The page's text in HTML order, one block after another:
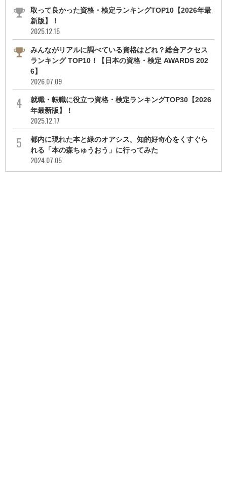
取って良かった資格・検定ランキングTOP10【2026年最
新版】！
2025.12.15
みんながリアルに調べている資格はどれ？総合アクセス
ランキング TOP10！【日本の資格・検定 AWARDS 202
6】
2026.07.09
就職・転職に役立つ資格・検定ランキングTOP30【2026
年最新版】！
2025.12.17
都内に現れた本と緑のオアシス。知的好奇心をくすぐら
れる「本の森ちゅうおう」に行ってみた
2024.07.05